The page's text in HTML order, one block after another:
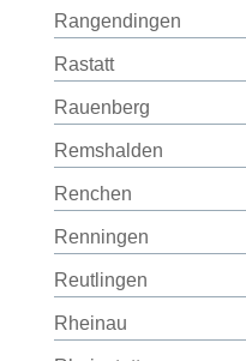
Rangendingen
Rastatt
Rauenberg
Remshalden
Renchen
Renningen
Reutlingen
Rheinau